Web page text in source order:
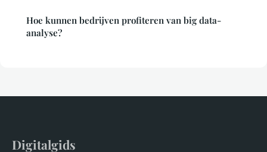
Hoe kunnen bedrijven profiteren van big data-
analyse?
Digitalgids